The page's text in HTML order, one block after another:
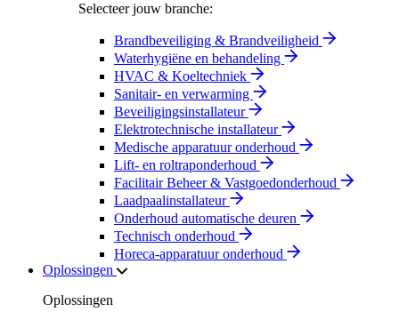
Selecteer jouw branche:
Brandbeveiliging & Brandveiligheid
Waterhygiëne en behandeling
HVAC & Koeltechniek
Sanitair- en verwarming
Beveiligingsinstallateur
Elektrotechnische installateur
Medische apparatuur onderhoud
Lift- en roltraponderhoud
Facilitair Beheer & Vastgoedonderhoud
Laadpaalinstallateur
Onderhoud automatische deuren
Technisch onderhoud
Horeca-apparatuur onderhoud
Oplossingen
Oplossingen